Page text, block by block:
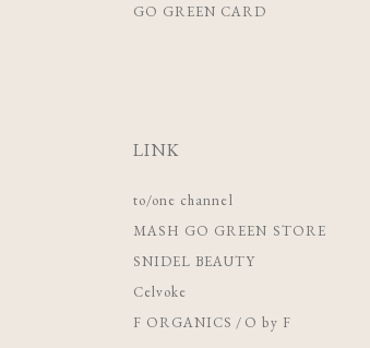
GO GREEN CARD
LINK
to/one channel
MASH GO GREEN STORE
SNIDEL BEAUTY
Celvoke
F ORGANICS / O by F